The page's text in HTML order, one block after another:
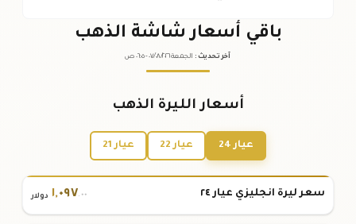
باقي أسعار شاشة الذهب
آخر تحديث : الجمعة ٠٧ /٠٨/٢٠٢٦ - ٠٦:٠٥ ص
أسعار الليرة الذهب
عيار 24 عيار 22 عيار 21
سعر ليرة انجليزي عيار ٢٤ ١,٠٩٧.٠٠ دولار